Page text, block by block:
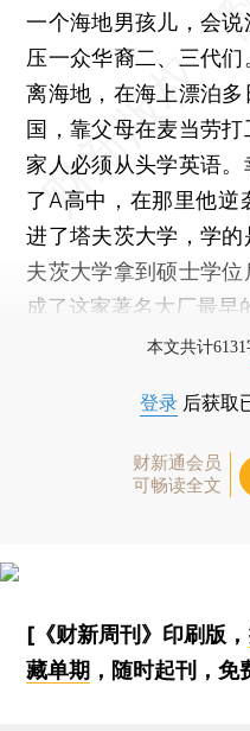
一个海地男孩儿，会
压一众华裔二、三代
离海地，在海上漂泊
国，靠父母在麦当劳
家人必须从头学英语
了A高中，在那里他逆
进了塔夫茨大学，学
夫茨大学拿到硕士学位
成了这家著名大厂最早
本文共计
登录 后获取
财新通会员
可畅读全文
[《财新周刊》印刷版，
藏单期 ，随时起刊，免